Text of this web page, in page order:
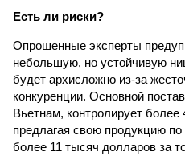
Есть ли риски?
Опрошенные эксперты
небольшую, но устойчивую
будет архисложно из-за
конкуренции. Основной
Вьетнам, контролирует более
предлагая свою продукцию
более 11 тысяч долларов за